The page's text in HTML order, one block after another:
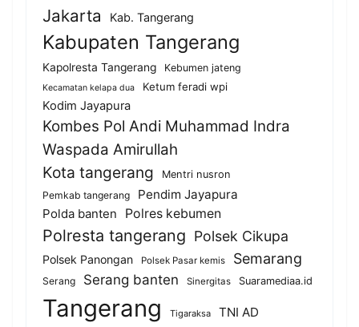
Jakarta Kab. Tangerang
Kabupaten Tangerang
Kapolresta Tangerang Kebumen jateng
Kecamatan kelapa dua Ketum feradi wpi
Kodim Jayapura
Kombes Pol Andi Muhammad Indra
Waspada Amirullah
Kota tangerang
Mentri nusron
Pemkab tangerang
Pendim Jayapura
Polda banten
Polres kebumen
Polresta tangerang Polsek Cikupa
Polsek Panongan Polsek Pasar kemis Semarang
Serang Serang banten Sinergitas Suaramediaa.id
Tangerang Tigaraksa
TNI AD